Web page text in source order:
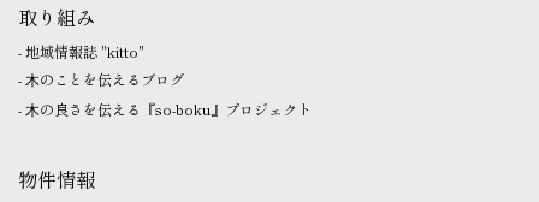
取り組み
地域情報誌 "kitto"
⽊のことを伝えるブログ
⽊の良さを伝える『so-boku』プロジェクト
物件情報